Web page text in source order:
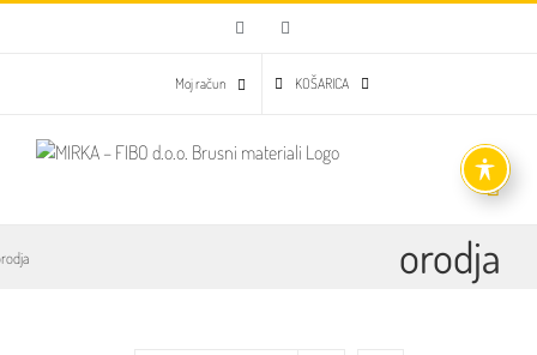
Facebook
Moj račun KOŠARICA
orodja